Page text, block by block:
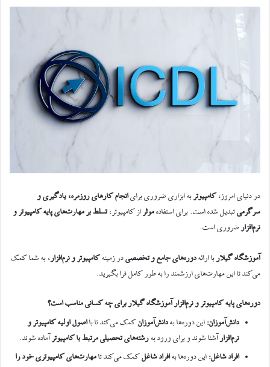
در دنیای امروز،کامپیوتر به ابزاری ضروری برایانجام کارهای روزمره، یادگیری و
سرگرمیتبدیل شده است. برای استفادهموثر از کامپیوتر،تسلط بر مهارت‌های پایه کامپیوتر و
نرم‌افزار ضروری است.
آموزشگاه گیلار با ارائهدوره‌های جامع و تخصصیدر زمینهکامپیوتر و نرم‌افزار، به شما کمک
می‌کند تا این مهارت‌های ارزشمند را به طور کامل فرا بگیرید.
دوره‌های پایه کامپیوتر و نرم‌افزار آموزشگاه گیلار برای چه کسانی مناسب است؟
دانش‌آموزان: این دوره‌ها بهدانش‌آموزانکمک می‌کند تا بااصول اولیه کامپیوتر و
نرم‌افزار آشنا شوند و برای ورود بهرشته‌های تحصیلی مرتبط با کامپیوتر آماده شوند.
افراد شاغل: این دوره‌ها بهافراد شاغلکمک می‌کند تامهارت‌های کامپیوتری خود را